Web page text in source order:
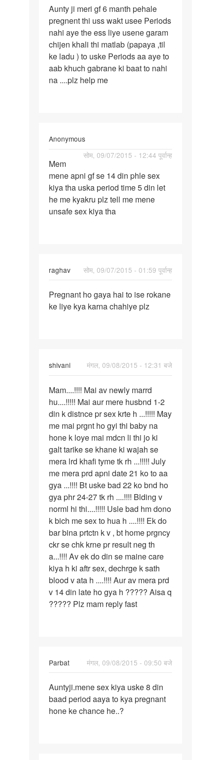
Aunty
ji
meri
gf
6
manth
Aunty ji meri gf 6 manth pehale
pregnent thi uss wakt usee Periods
nahi aye the ess liye usene garam
chijen khali thi matlab (papaya ,til
ke ladu ) to uske Periods aa aye to
aab khuch gabrane ki baat to nahi
na ....plz help me
Anonymous
सोम, 09/07/2015 - 12:44 पूर्वान्ह
Mem
mene
apni
gf
se
Mem
mene apni gf se 14 din phle sex
kiya tha uska period time 5 din let
he me kyakru plz tell me mene
unsafe sex kiya tha
raghav
सोम, 09/07/2015 - 01:59 पूर्वान्ह
Pregnant
ho
Pregnant ho gaya hai to ise rokane
ke liye kya karna chahiye plz
shivani
मंगल, 09/08/2015 - 12:31 बजे
Mam....!!!!
Mai
av
newly
Mam....!!!! Mai av newly marrd
hu....!!!!! Mai aur mere husbnd 1-2
din k distnce pr sex krte h ...!!!!! May
me mai prgnt ho gyi thi baby na
hone k loye mai mdcn li thi jo ki
galt tarike se khane ki wajah se
mera lrd khafi tyme tk rh ...!!!!! July
me mera prd apni date 21 ko to aa
gya ...!!!! Bt uske bad 22 ko bnd ho
gya phr 24-27 tk rh ....!!!! Blding v
norml hi thi....!!!!! Usle bad hm dono
k bich me sex to hua h ....!!!! Ek do
bar bina prtctn k v , bt home prgncy
ckr se chk krne pr result neg th
a...!!!! Av ek do din se maine care
kiya h ki aftr sex, dechrge k sath
blood v ata h ....!!!! Aur av mera prd
v 14 din late ho gya h ????? Aisa q
????? Plz mam reply fast
Parbat
मंगल, 09/08/2015 - 09:50 बजे
Auntyji.mene
sex
kiya
Auntyji.mene sex kiya uske 8 din
baad period aaya to kya pregnant
hone ke chance he..?